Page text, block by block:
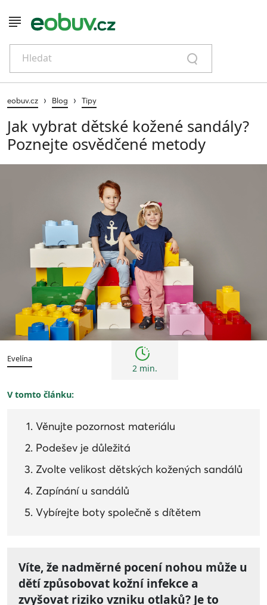
Hledat
eobuv.cz › Blog › Tipy
Jak vybrat dětské kožené sandály?
Poznejte osvědčené metody
Tipy
Evelína
2 min.
V tomto článku:
Věnujte pozornost materiálu
Podešev je důležitá
Zvolte velikost dětských kožených sandálů
Zapínání u sandálů
Vybírejte boty společně s dítětem
Víte, že nadměrné pocení nohou může u
dětí způsobovat kožní infekce a
zvyšovat riziko vzniku otlaků? Je to